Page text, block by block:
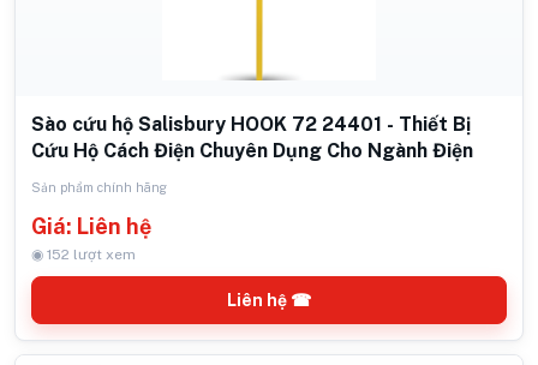
Sào cứu hộ Salisbury HOOK 72 24401 - Thiết Bị
Cứu Hộ Cách Điện Chuyên Dụng Cho Ngành Điện
Sản phẩm chính hãng
Giá: Liên hệ
◉ 152 lượt xem
Liên hệ ☎